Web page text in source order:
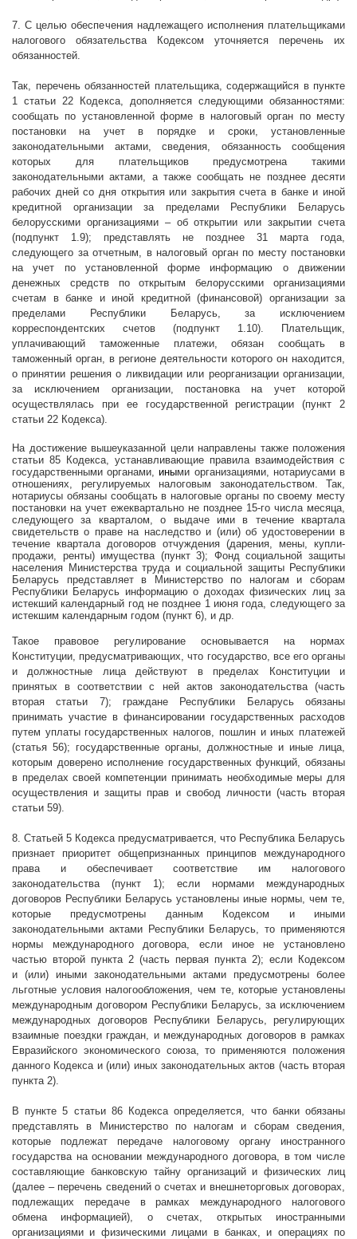
7. С целью обеспечения надлежащего исполнения плательщиками
налогового обязательства Кодексом уточняется перечень их
обязанностей.
Так, перечень обязанностей плательщика, содержащийся в пункте
1 статьи 22 Кодекса, дополняется следующими обязанностями:
сообщать по установленной форме в налоговый орган по месту
постановки на учет в порядке и сроки, установленные
законодательными актами, сведения, обязанность сообщения
которых для плательщиков предусмотрена такими
законодательными актами, а также сообщать не позднее десяти
рабочих дней со дня открытия или закрытия счета в банке и иной
кредитной организации за пределами Республики Беларусь
белорусскими организациями – об открытии или закрытии счета
(подпункт 1.9); представлять не позднее 31 марта года,
следующего за отчетным, в налоговый орган по месту постановки
на учет по установленной форме информацию о движении
денежных средств по открытым белорусскими организациями
счетам в банке и иной кредитной (финансовой) организации за
пределами Республики Беларусь, за исключением
корреспондентских счетов (подпункт 1.10). Плательщик,
уплачивающий таможенные платежи, обязан сообщать в
таможенный орган, в регионе деятельности которого он находится,
о принятии решения о ликвидации или реорганизации организации,
за исключением организации, постановка на учет которой
осуществлялась при ее государственной регистрации (пункт 2
статьи 22 Кодекса).
На достижение вышеуказанной цели направлены также положения
статьи 85 Кодекса, устанавливающие правила взаимодействия с
государственными органами,иными организациями, нотариусами в
отношениях, регулируемых налоговым законодательством. Так,
нотариусы обязаны сообщать в налоговые органы по своему месту
постановки на учет ежеквартально не позднее 15-го числа месяца,
следующего за кварталом, о выдаче ими в течение квартала
свидетельств о праве на наследство и (или) об удостоверении в
течение квартала договоров отчуждения (дарения, мены, купли-
продажи, ренты) имущества (пункт 3); Фонд социальной защиты
населения Министерства труда и социальной защиты Республики
Беларусь представляет в Министерство по налогам и сборам
Республики Беларусь информацию о доходах физических лиц за
истекший календарный год не позднее 1 июня года, следующего за
истекшим календарным годом (пункт 6), и др.
Такое правовое регулирование основывается на нормах
Конституции, предусматривающих, что государство, все его органы
и должностные лица действуют в пределах Конституции и
принятых в соответствии с ней актов законодательства (часть
вторая статьи 7); граждане Республики Беларусь обязаны
принимать участие в финансировании государственных расходов
путем уплаты государственных налогов, пошлин и иных платежей
(статья 56); государственные органы, должностные и иные лица,
которым доверено исполнение государственных функций, обязаны
в пределах своей компетенции принимать необходимые меры для
осуществления и защиты прав и свобод личности (часть вторая
статьи 59).
8. Статьей 5 Кодекса предусматривается, что Республика Беларусь
признает приоритет общепризнанных принципов международного
права и обеспечивает соответствие им налогового
законодательства (пункт 1); если нормами международных
договоров Республики Беларусь установлены иные нормы, чем те,
которые предусмотрены данным Кодексом и иными
законодательными актами Республики Беларусь, то применяются
нормы международного договора, если иное не установлено
частью второй пункта 2 (часть первая пункта 2); если Кодексом
и (или) иными законодательными актами предусмотрены более
льготные условия налогообложения, чем те, которые установлены
международным договором Республики Беларусь, за исключением
международных договоров Республики Беларусь, регулирующих
взаимные поездки граждан, и международных договоров в рамках
Евразийского экономического союза, то применяются положения
данного Кодекса и (или) иных законодательных актов (часть вторая
пункта 2).
В пункте 5 статьи 86 Кодекса определяется, что банки обязаны
представлять в Министерство по налогам и сборам сведения,
которые подлежат передаче налоговому органу иностранного
государства на основании международного договора, в том числе
составляющие банковскую тайну организаций и физических лиц
(далее – перечень сведений о счетах и внешнеторговых договорах,
подлежащих передаче в рамках международного налогового
обмена информацией), о счетах, открытых иностранными
организациями и физическими лицами в банках, и операциях по